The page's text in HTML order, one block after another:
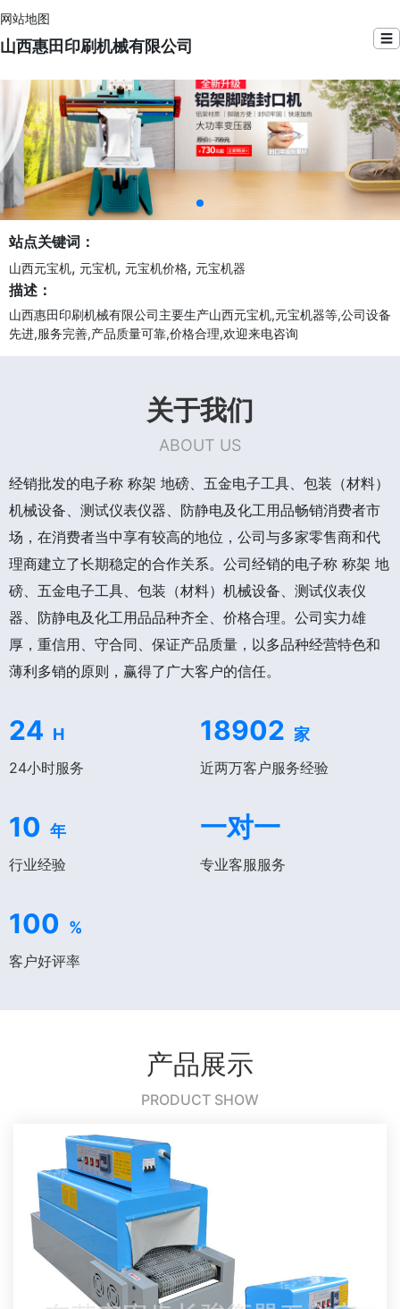
网站地图
山西惠田印刷机械有限公司 ☰
站点关键词：
山西元宝机, 元宝机, 元宝机价格, 元宝机器
描述：
山西惠田印刷机械有限公司主要生产山西元宝机,元宝机器等,公司设备
先进,服务完善,产品质量可靠,价格合理,欢迎来电咨询
关于我们
ABOUT US
经销批发的电子称 称架 地磅、五金电子工具、包装（材料）
机械设备、测试仪表仪器、防静电及化工用品畅销消费者市
场，在消费者当中享有较高的地位，公司与多家零售商和代
理商建立了长期稳定的合作关系。公司经销的电子称 称架 地
磅、五金电子工具、包装（材料）机械设备、测试仪表仪
器、防静电及化工用品品种齐全、价格合理。公司实力雄
厚，重信用、守合同、保证产品质量，以多品种经营特色和
薄利多销的原则，赢得了广大客户的信任。
24 H
24小时服务
18902 家
近两万客户服务经验
10 年
行业经验
一对一
专业客服服务
100 %
客户好评率
产品展示
PRODUCT SHOW